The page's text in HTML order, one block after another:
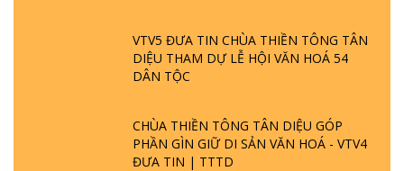
VTV5 ĐƯA TIN CHÙA THIỀN TÔNG TÂN
DIỆU THAM DỰ LỄ HỘI VĂN HOÁ 54
DÂN TỘC
CHÙA THIỀN TÔNG TÂN DIỆU GÓP
PHẦN GÌN GIỮ DI SẢN VĂN HOÁ - VTV4
ĐƯA TIN | TTTD